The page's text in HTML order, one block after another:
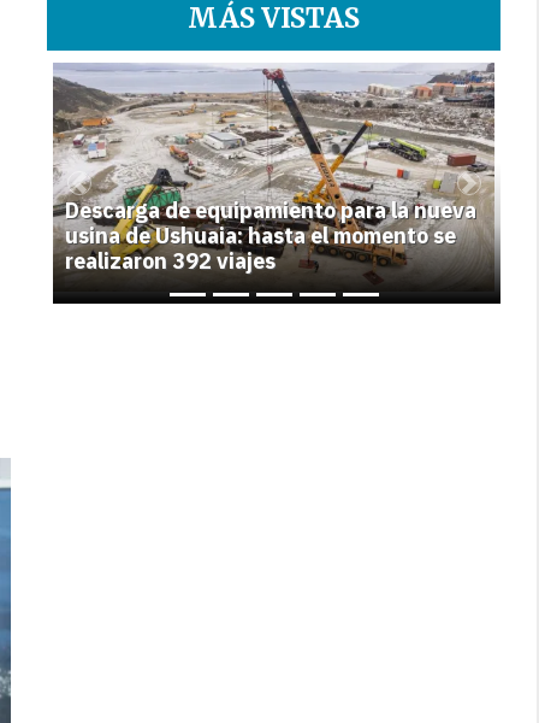
MÁS VISTAS
1
Descarga de equipamiento para la nueva
usina de Ushuaia: hasta el momento se
realizaron 392 viajes
Previous Next